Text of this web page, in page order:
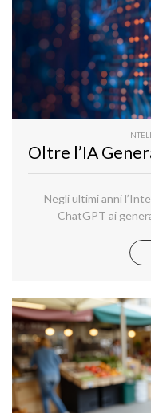
Negli ultimi anni
ChatGPT ai